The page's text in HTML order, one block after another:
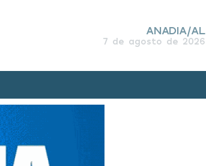
ANADIA/AL
7 de agosto de 2026